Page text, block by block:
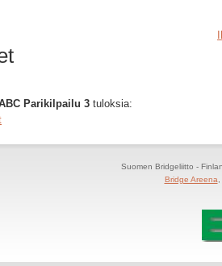
Parikilpailu 3 tuloksia:
Suomen Bridgeliitto -
Bridge Areena